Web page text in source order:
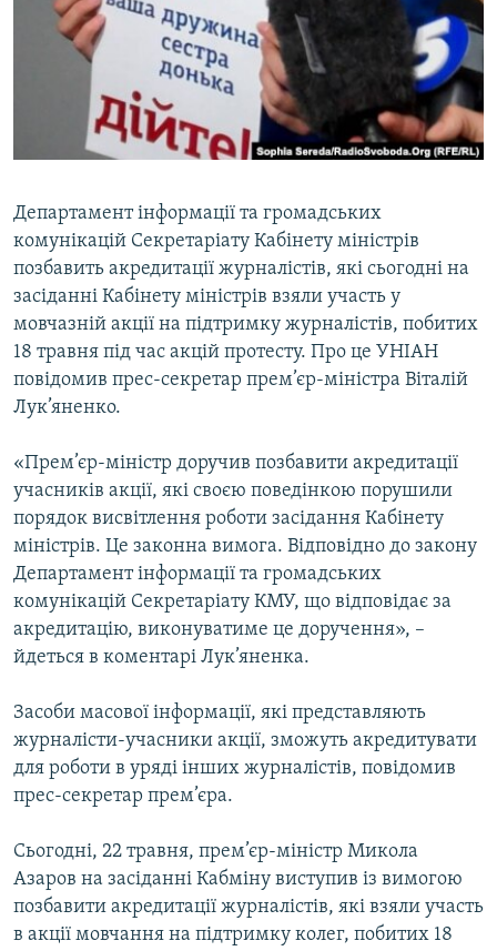
ДЕПОРТАЦІЯ
ВІДЕОУРОКИ «ELIFBE»
СВІДЧЕННЯ ОКУПАЦІЇ
УКРАЇНСЬКА ПРОБЛЕМА КРИМУ
ЯК ОБІЙТИ БЛОКУВАННЯ
Русский
Qırımtatar
Усі сайти RFE/RL
Департамент інформації та громадських
комунікацій Секретаріату Кабінету міністрів
позбавить акредитації журналістів, які сьогодні на
засіданні Кабінету міністрів взяли участь у
мовчазній акції на підтримку журналістів, побитих
18 травня під час акцій протесту. Про це УНІАН
повідомив прес-секретар прем’єр-міністра Віталій
Лук’яненко.
«Прем’єр-міністр доручив позбавити акредитації
учасників акції, які своєю поведінкою порушили
порядок висвітлення роботи засідання Кабінету
міністрів. Це законна вимога. Відповідно до закону
Департамент інформації та громадських
комунікацій Секретаріату КМУ, що відповідає за
акредитацію, виконуватиме це доручення», –
йдеться в коментарі Лук’яненка.
Засоби масової інформації, які представляють
журналісти-учасники акції, зможуть акредитувати
для роботи в уряді інших журналістів, повідомив
прес-секретар прем’єра.
Сьогодні, 22 травня, прем’єр-міністр Микола
Азаров на засіданні Кабміну виступив із вимогою
позбавити акредитації журналістів, які взяли участь
в акції мовчання на підтримку колег, побитих 18